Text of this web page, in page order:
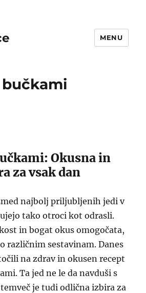
MENU
bučkami
Okusna in
za vsak dan
najbolj priljubljenih jedi v
tako otroci kot odrasli.
in bogat okus omogočata,
različnim sestavinam. Danes
na zdrav in okusen recept
Ta jed ne le da navduši s
je tudi odlična izbira za